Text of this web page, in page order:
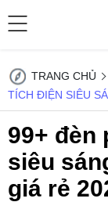
TRANG CHỦ
TÍCH ĐIỆN SIÊU
99+ đèn
siêu
giá rẻ